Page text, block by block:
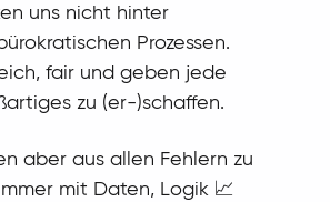
uns nicht hinter
Prozessen.
fair und geben jede
zu (er-)schaffen.
aber aus allen Fehlern zu
mit Daten, Logik 📈